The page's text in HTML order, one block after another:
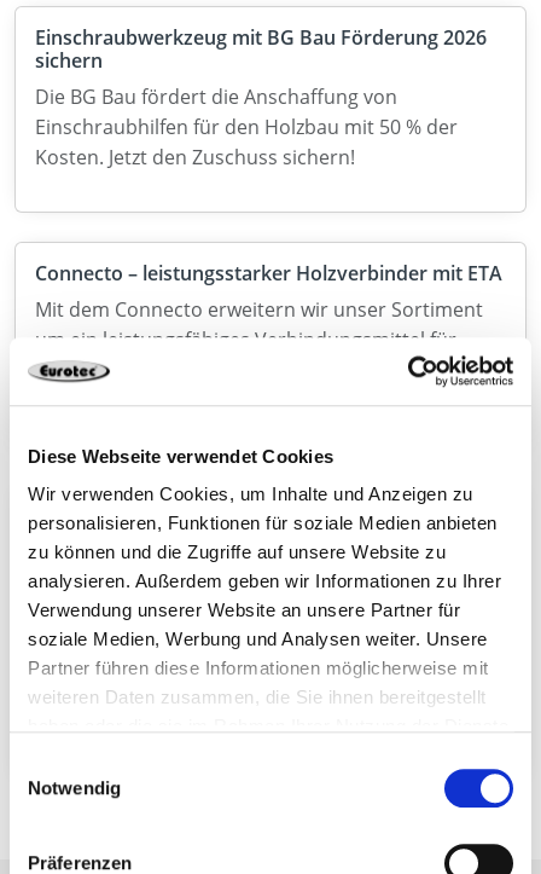
Diese Webseite verwendet Cookies
Wir verwenden Cookies, um Inhalte und Anzeigen zu
personalisieren, Funktionen für soziale Medien anbieten
zu können und die Zugriffe auf unsere Website zu
analysieren. Außerdem geben wir Informationen zu Ihrer
Verwendung unserer Website an unsere Partner für
soziale Medien, Werbung und Analysen weiter. Unsere
Partner führen diese Informationen möglicherweise mit
weiteren Daten zusammen, die Sie ihnen bereitgestellt
Notwendig
Präferenzen
Einschraubwerkzeug mit BG Bau Förderung 2026
sichern
Die BG Bau fördert die Anschaffung von
Einschraubhilfen für den Holzbau mit 50 % der
Kosten. Jetzt den Zuschuss sichern!
Connecto – leistungsstarker Holzverbinder mit ETA
Mit dem Connecto erweitern wir unser Sortiment
um ein leistungsfähiges Verbindungsmittel für
anspruchsvolle Anwendungen im konstruktiven
Holzbau.
Entdecken Sie unsere Verbinder für den
Massivholzbau
Wir erleben im Holzbau dank Brettsperrholz (CLT)
einen starken Aufschwung und setzen auf
ökologische, tragfähige und flexible Lösungen. Mit
innovativen Verbindern und praxisnahen
Produkten sichern wir stabile, langlebige und